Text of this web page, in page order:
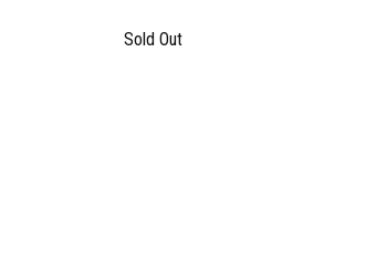
Sold Out